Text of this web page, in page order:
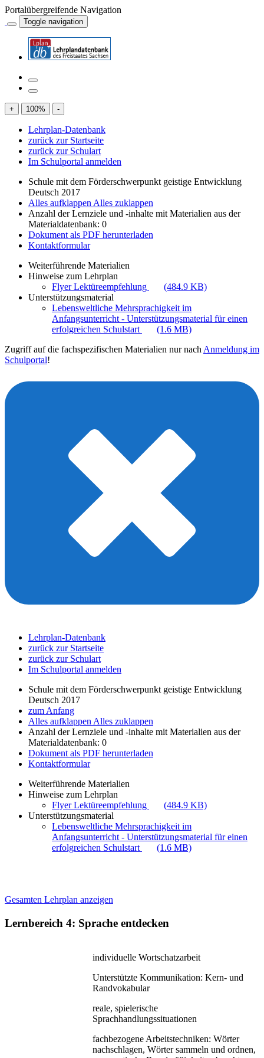
Portalübergreifende Navigation
Toggle navigation
+ 100% -
Lehrplan-Datenbank
zurück zur Startseite
zurück zur Schulart
Im Schulportal anmelden
Schule mit dem Förderschwerpunkt geistige Entwicklung
Deutsch 2017
Alles aufklappen Alles zuklappen
Anzahl der Lernziele und -inhalte mit Materialien aus der
Materialdatenbank: 0
Dokument als PDF herunterladen
Kontaktformular
Weiterführende Materialien
Hinweise zum Lehrplan
Flyer Lektüreempfehlung
(484.9 KB)
Unterstützungsmaterial
Lebensweltliche Mehrsprachigkeit im
Anfangsunterricht - Unterstützungsmaterial für einen
erfolgreichen Schulstart
(1.6 MB)
Zugriff auf die fachspezifischen Materialien nur nach Anmeldung im
Schulportal!
Lehrplan-Datenbank
zurück zur Startseite
zurück zur Schulart
Im Schulportal anmelden
Schule mit dem Förderschwerpunkt geistige Entwicklung
Deutsch 2017
zum Anfang
Alles aufklappen Alles zuklappen
Anzahl der Lernziele und -inhalte mit Materialien aus der
Materialdatenbank: 0
Dokument als PDF herunterladen
Kontaktformular
Weiterführende Materialien
Hinweise zum Lehrplan
Flyer Lektüreempfehlung
(484.9 KB)
Unterstützungsmaterial
Lebensweltliche Mehrsprachigkeit im
Anfangsunterricht - Unterstützungsmaterial für einen
erfolgreichen Schulstart
(1.6 MB)
Gesamten Lehrplan anzeigen
Lernbereich 4: Sprache entdecken
individuelle Wortschatzarbeit
Unterstützte Kommunikation: Kern- und
Randvokabular
reale, spielerische
Sprachhandlungssituationen
fachbezogene Arbeitstechniken: Wörter
nachschlagen, Wörter sammeln und ordnen,